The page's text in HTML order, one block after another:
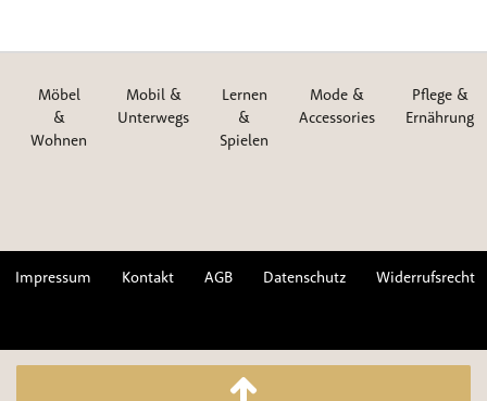
Möbel
&
Wohnen
Mobil &
Unterwegs
Lernen
&
Spielen
Mode &
Accessories
Pflege &
Ernährung
Impressum Kontakt AGB Datenschutz Widerrufsrecht